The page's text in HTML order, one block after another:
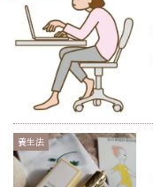
養生法